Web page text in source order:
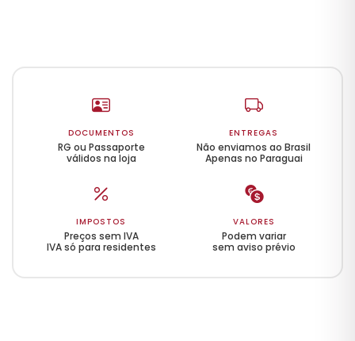
DOCUMENTOS
RG ou Passaporte
válidos na loja
ENTREGAS
Não enviamos ao Brasil
Apenas no Paraguai
IMPOSTOS
Preços sem IVA
IVA só para residentes
VALORES
Podem variar
sem aviso prévio